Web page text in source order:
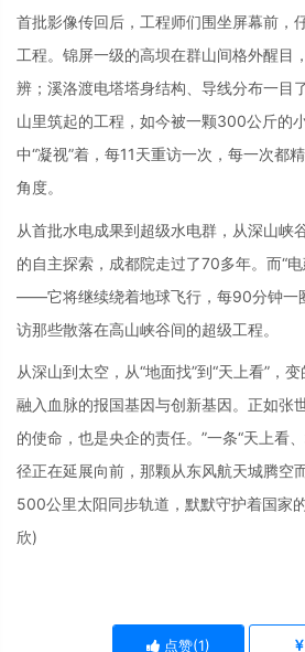
首批影像传回后，工程师们围坐屏幕前，
工程。锦屏一级的高坝在群山间格外醒目
辨；溪洛渡电塔塔身结构、导线分布一目
山里筑起的工程，如今被一颗300公斤的
中“凝视”着，每11天重访一次，每一次都
角度。
从首批水电成果到超级水电群，从深山峡
的自主探索，成都院走过了70多年。而“
——它将继续绕着地球飞行，每90分钟一
访那些散落在高山峡谷间的超级工程。
从深山到太空，从“地面找”到“天上看”，
融入血脉的报国基因与创新基因。正如张
的使命，也是央企的责任。”一条“天上看
径正在延展向前，那颗从东风航天城腾空
500公里太阳同步轨道，默默守护着国家
欣)
点赞(1)